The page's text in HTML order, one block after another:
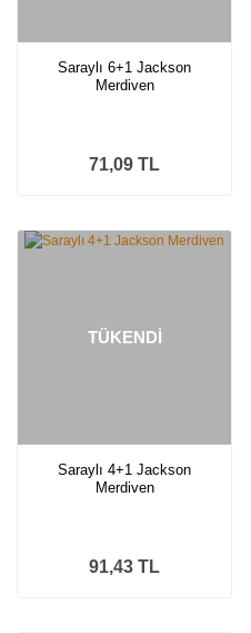
Saraylı 6+1 Jackson
Merdiven
71,09 TL
TÜKENDİ
Saraylı 4+1 Jackson
Merdiven
91,43 TL